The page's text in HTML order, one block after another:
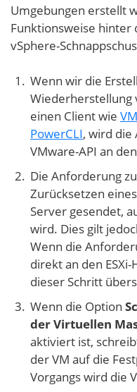
Umgebungen erstellt
Funktionsweise hinter
vSphere-
Wenn wir die
Wiederherstellung
einen Client wie
PowerCLI, wird die
VMware-API an
Die Anforderung
Zurücksetzen
Server gesendet,
wird. Dies gilt
Wenn die
direkt an den
dieser Schritt
Wenn die Option
der Virtuellen
aktiviert ist,
der VM auf die
Vorgangs wird die